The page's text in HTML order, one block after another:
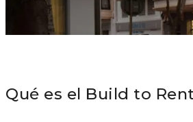
Qué es el Build to